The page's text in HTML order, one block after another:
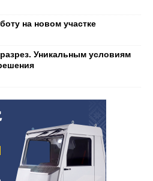
на новом участке
Уникальным условиям